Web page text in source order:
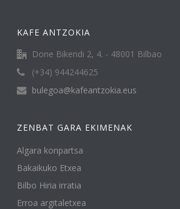
KAFE ANTZOKIA
Done Bikendi 2, 4. - 48001 Bilbao
(+34) 944244625
bulegoa@kafeantzokia.eus
ZENBAT GARA EKIMENAK
Algara konpartsa
Bakaikuko Etxea
Bilbo Hiria irratia
Erroa argitaletxea